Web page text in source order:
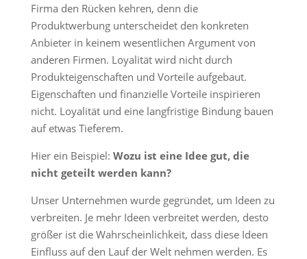
Firma den Rücken kehren, denn die
Produktwerbung unterscheidet den konkreten
Anbieter in keinem wesentlichen Argument von
anderen Firmen. Loyalität wird nicht durch
Produkteigenschaften und Vorteile aufgebaut.
Eigenschaften und finanzielle Vorteile inspirieren
nicht. Loyalität und eine langfristige Bindung bauen
auf etwas Tieferem.
Hier ein Beispiel: Wozu ist eine Idee gut, die
nicht geteilt werden kann?
Unser Unternehmen wurde gegründet, um Ideen zu
verbreiten. Je mehr Ideen verbreitet werden, desto
größer ist die Wahrscheinlichkeit, dass diese Ideen
Einfluss auf den Lauf der Welt nehmen werden. Es